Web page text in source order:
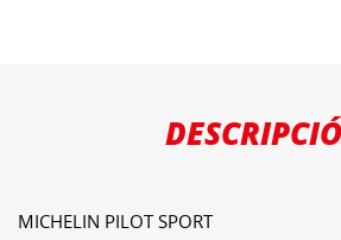
MICHELIN PILOT SPORT